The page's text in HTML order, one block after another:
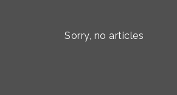
Sorry, no articles